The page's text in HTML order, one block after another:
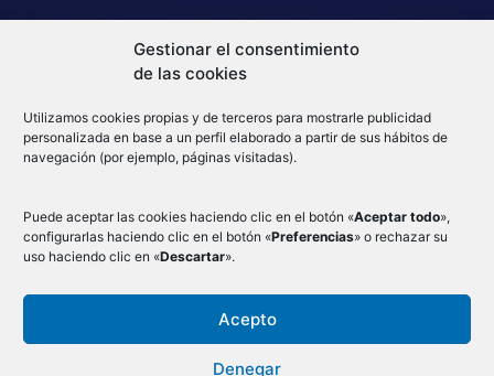
Gestionar el consentimiento
de las cookies
Utilizamos cookies propias y de terceros para mostrarle publicidad
personalizada en base a un perfil elaborado a partir de sus hábitos de
navegación (por ejemplo, páginas visitadas).
Puede aceptar las cookies haciendo clic en el botón «Aceptar todo»,
configurarlas haciendo clic en el botón «Preferencias» o rechazar su
uso haciendo clic en «Descartar».
Acepto
Denegar
+34 913 578 905
info@e-log.es
Blog
Aduanas–Mercancias por avión